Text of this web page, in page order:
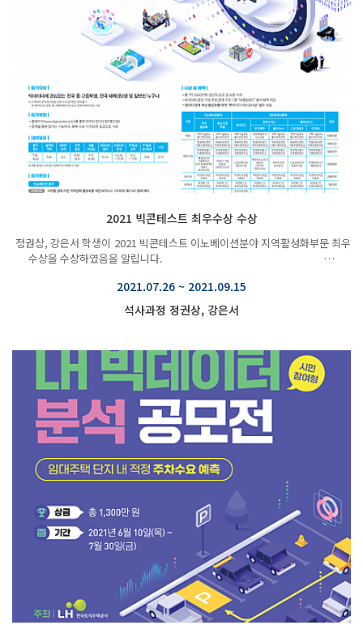
2021 빅콘테스트 최우수상 수상
정권상, 강은서 학생이 2021 빅콘테스트 이노베이션분야 지역활성화부문 최우
수상을 수상하였음을 알립니다. …
2021.07.26 ~ 2021.09.15
석사과정 정권상, 강은서